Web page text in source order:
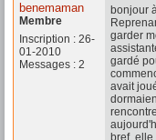
benemaman
Membre
Inscription : 26-
01-2010
Messages : 2
bonjour
garder
gardé
avait
bref,